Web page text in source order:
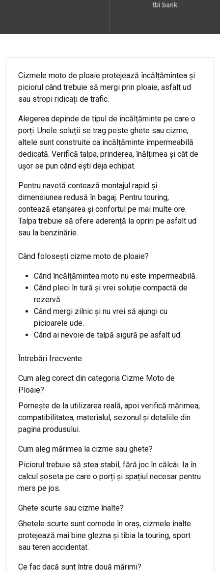
tbi bank
Cizmele moto de ploaie protejează încălțămintea și
piciorul când trebuie să mergi prin ploaie, asfalt ud
sau stropi ridicați de trafic.
Alegerea depinde de tipul de încălțăminte pe care o
porți. Unele soluții se trag peste ghete sau cizme,
altele sunt construite ca încălțăminte impermeabilă
dedicată. Verifică talpa, prinderea, înălțimea și cât de
ușor se pun când ești deja echipat.
Pentru navetă contează montajul rapid și
dimensiunea redusă în bagaj. Pentru touring,
contează etanșarea și confortul pe mai multe ore.
Talpa trebuie să ofere aderență la opriri pe asfalt ud
sau la benzinărie.
Când folosești cizme moto de ploaie?
Când încălțămintea moto nu este impermeabilă.
Când pleci în tură și vrei soluție compactă de
rezervă.
Când mergi zilnic și nu vrei să ajungi cu
picioarele ude.
Când ai nevoie de talpă sigură pe asfalt ud.
Întrebări frecvente
Cum aleg corect din categoria Cizme Moto de
Ploaie?
Pornește de la utilizarea reală, apoi verifică mărimea,
compatibilitatea, materialul, sezonul și detaliile din
pagina produsului.
Cum aleg mărimea la cizme sau ghete?
Piciorul trebuie să stea stabil, fără joc în călcâi. Ia în
calcul șoseta pe care o porți și spațiul necesar pentru
mers pe jos.
Ghete scurte sau cizme înalte?
Ghetele scurte sunt comode în oraș, cizmele înalte
protejează mai bine glezna și tibia la touring, sport
sau teren accidentat.
Ce fac dacă sunt între două mărimi?